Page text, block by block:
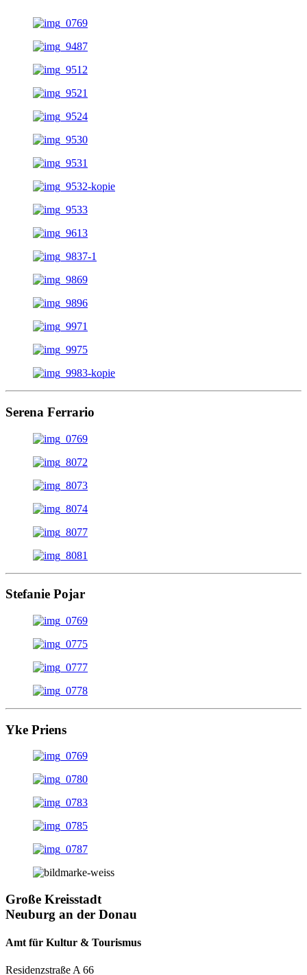
Serena Ferrario
Stefanie Pojar
Yke Priens
Große Kreisstadt
Neuburg an der Donau
Amt für Kultur & Tourismus
Residenzstraße A 66